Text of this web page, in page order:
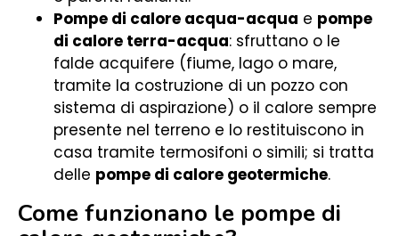
Pompe di calore acqua-acqua e pompe
di calore terra-acqua: sfruttano o le
falde acquifere (fiume, lago o mare,
tramite la costruzione di un pozzo con
sistema di aspirazione) o il calore sempre
presente nel terreno e lo restituiscono in
casa tramite termosifoni o simili; si tratta
delle pompe di calore geotermiche.
Come funzionano le pompe di